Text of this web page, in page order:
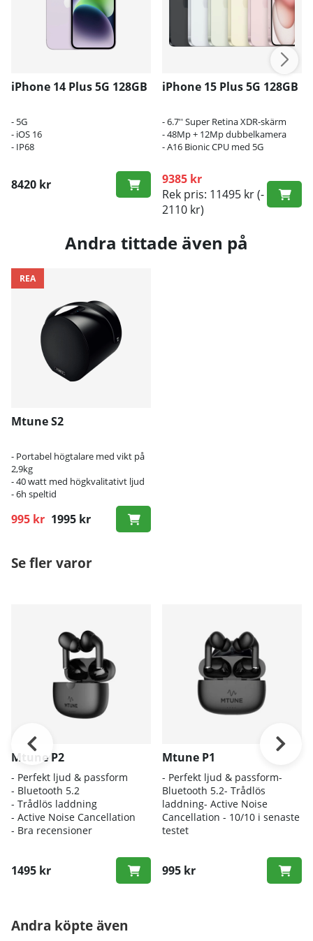
iPhone 14 Plus 5G 128GB
- 5G
- iOS 16
- IP68
8420 kr
iPhone 15 Plus 5G 128GB
- 6.7'' Super Retina XDR-skärm
- 48Mp + 12Mp dubbelkamera
- A16 Bionic CPU med 5G
9385 kr
Rek pris: 11495 kr(-
2110 kr)
Andra tittade även på
REA
Mtune S2
- Portabel högtalare med vikt på
2,9kg
- 40 watt med högkvalitativt ljud
- 6h speltid
995 kr 1995 kr
Ordinarie pris:
Se fler varor
Mtune P2
- Perfekt ljud & passform
- Bluetooth 5.2
- Trådlös laddning
- Active Noise Cancellation
- Bra recensioner
1495 kr
Mtune P1
- Perfekt ljud & passform-
Bluetooth 5.2- Trådlös
laddning- Active Noise
Cancellation - 10/10 i senaste
testet
995 kr
Andra köpte även